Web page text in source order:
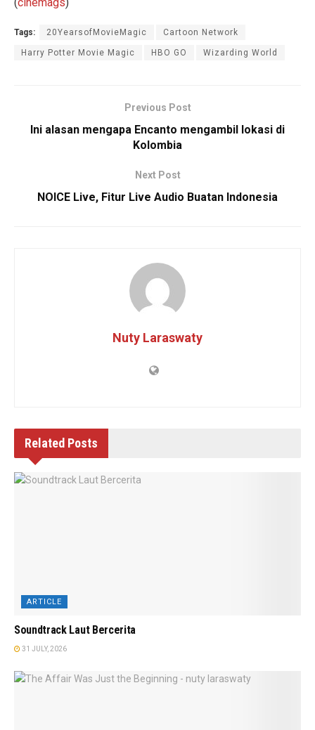
Tags: 20YearsofMovieMagic Cartoon Network
Harry Potter Movie Magic HBO GO Wizarding World
Previous Post
Ini alasan mengapa Encanto mengambil lokasi di
Kolombia
Next Post
NOICE Live, Fitur Live Audio Buatan Indonesia
Nuty Laraswaty
Related Posts
ARTICLE
Soundtrack Laut Bercerita
31 JULY, 2026